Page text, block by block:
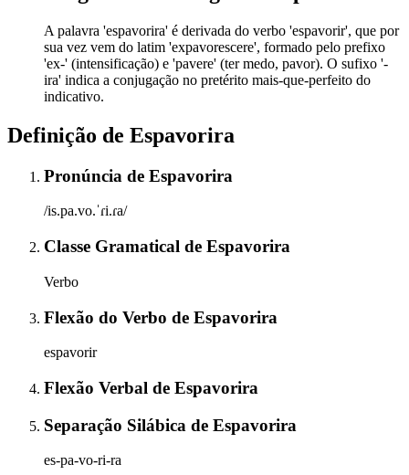
A palavra 'espavorira' é derivada do verbo 'espavorir', que por
sua vez vem do latim 'expavorescere', formado pelo prefixo
'ex-' (intensificação) e 'pavere' (ter medo, pavor). O sufixo '-
ira' indica a conjugação no pretérito mais-que-perfeito do
indicativo.
Definição de Espavorira
Pronúncia de Espavorira
/is.pa.vo.ˈɾi.ɾa/
Classe Gramatical de Espavorira
Verbo
Flexão do Verbo de Espavorira
espavorir
Flexão Verbal de Espavorira
Separação Silábica de Espavorira
es-pa-vo-ri-ra